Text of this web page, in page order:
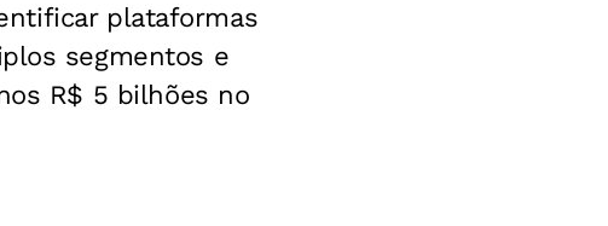
plataformas
segmentos e
R$ 5 bilhões no